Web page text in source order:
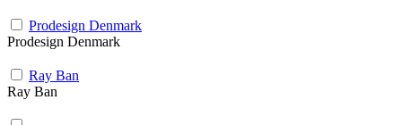
Prodesign Denmark
Prodesign Denmark
Ray Ban
Ray Ban